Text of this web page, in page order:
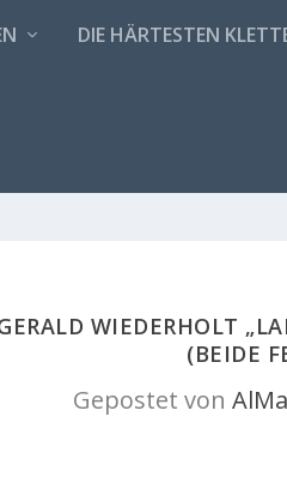
DIE HÄRTESTEN
WIEDERHOLT
(BEIDE
Gepostet von AlMa